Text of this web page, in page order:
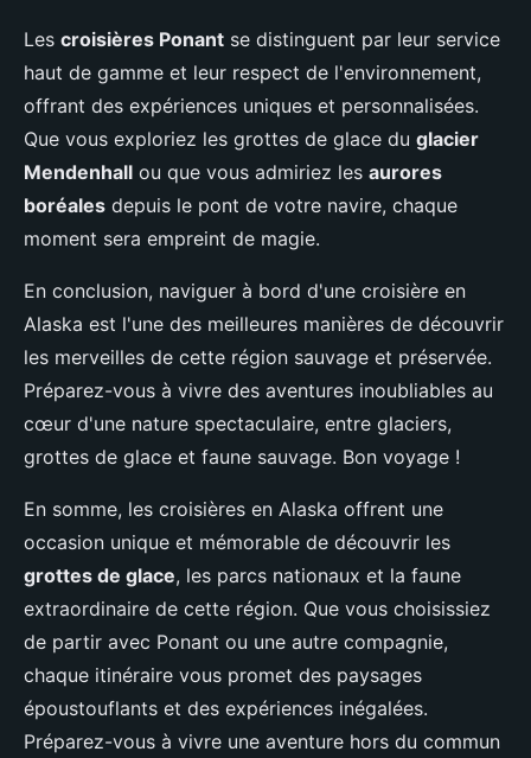
Les croisières Ponant se distinguent par leur service
haut de gamme et leur respect de l'environnement,
offrant des expériences uniques et personnalisées.
Que vous exploriez les grottes de glace du glacier
Mendenhall ou que vous admiriez les aurores
boréales depuis le pont de votre navire, chaque
moment sera empreint de magie.
En conclusion, naviguer à bord d'une croisière en
Alaska est l'une des meilleures manières de découvrir
les merveilles de cette région sauvage et préservée.
Préparez-vous à vivre des aventures inoubliables au
cœur d'une nature spectaculaire, entre glaciers,
grottes de glace et faune sauvage. Bon voyage !
En somme, les croisières en Alaska offrent une
occasion unique et mémorable de découvrir les
grottes de glace, les parcs nationaux et la faune
extraordinaire de cette région. Que vous choisissiez
de partir avec Ponant ou une autre compagnie,
chaque itinéraire vous promet des paysages
époustouflants et des expériences inégalées.
Préparez-vous à vivre une aventure hors du commun